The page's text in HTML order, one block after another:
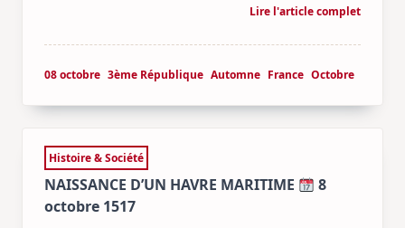
Lire l'article complet
08 octobre 3ème République Automne France Octobre
Histoire & Société
NAISSANCE D’UN HAVRE MARITIME
8
octobre 1517